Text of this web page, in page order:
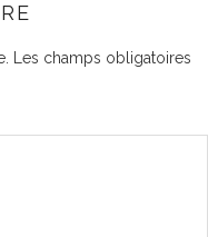
Les champs obligatoires